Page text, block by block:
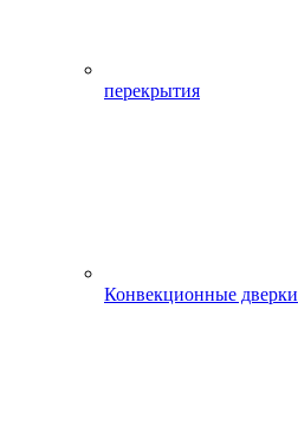
перекрытия
Конвекционные дверки